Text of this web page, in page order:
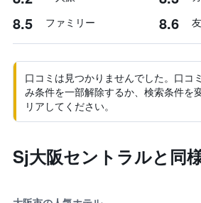
8.5 ファミリー 8.6
口コミは見つかりませんでした。口コ
み条件を一部解除するか、検索条件を
リアしてください。
Sj大阪セントラルと同